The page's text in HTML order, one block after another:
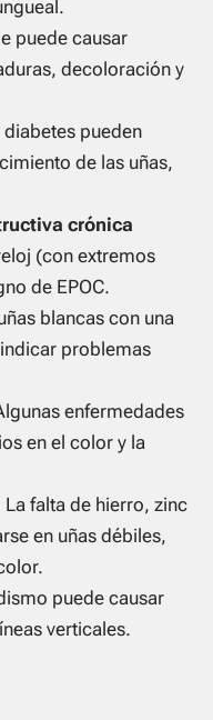
puede causar
decoloración y
pueden
de las uñas,
crónica
(con extremos
de EPOC.
blancas con una
problemas
enfermedades
en el color y la
La falta de hierro, zinc
en uñas débiles,
puede causar
verticales.